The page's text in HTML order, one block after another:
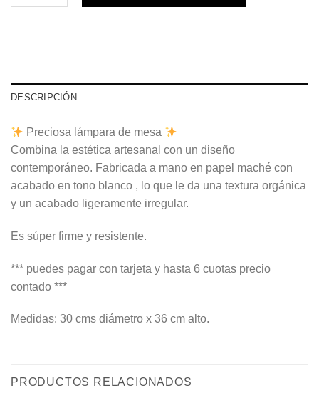
DESCRIPCIÓN
Preciosa lámpara de mesa
Combina la estética artesanal con un diseño
contemporáneo. Fabricada a mano en papel maché con
acabado en tono blanco , lo que le da una textura orgánica
y un acabado ligeramente irregular.
Es súper firme y resistente.
*** puedes pagar con tarjeta y hasta 6 cuotas precio
contado ***
Medidas: 30 cms diámetro x 36 cm alto.
PRODUCTOS RELACIONADOS